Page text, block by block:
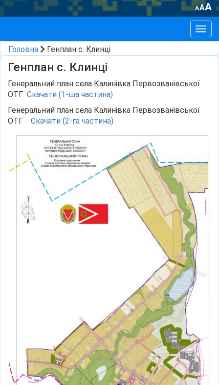
AAA
Головна
Генплан с. Клинці
Генплан с. Клинці
Генеральний план села Калинівка Первозванівської
ОТГ Скачати (1-ша частина)
Генеральний план села Калинівка Первозванівської
ОТГ Скачати (2-га частина)